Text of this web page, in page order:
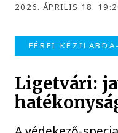
2026. ÁPRILIS 18.
FÉRFI
Ligetvári: